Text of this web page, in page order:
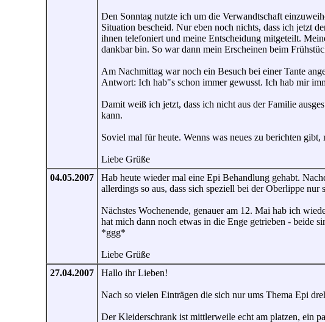
Den Sonntag nutzte ich um die Verwandtschaft
Situation bescheid. Nur eben noch nichts, dass ich jetzt
ihnen telefoniert und meine Entscheidung mitgeteilt.
dankbar bin. So war dann mein Erscheinen beim
Am Nachmittag war noch ein Besuch bei einer Tante
Antwort: Ich hab"s schon immer gewusst. Ich hab mir
Damit weiß ich jetzt, dass ich nicht aus der Familie
kann.
Soviel mal für heute. Wenns was neues zu berichten
Liebe Grüße
04.05.2007
Hab heute wieder mal eine Epi Behandlung gehabt.
allerdings so aus, dass sich speziell bei der Oberlippe nur
Nächstes Wochenende, genauer am 12. Mai hab ich
hat mich dann noch etwas in die Enge getrieben - beide
*ggg*
Liebe Grüße
27.04.2007
Hallo ihr Lieben!
Nach so vielen Einträgen die sich nur ums Thema Epi
Der Kleiderschrank ist mittlerweile echt am platzen, ein